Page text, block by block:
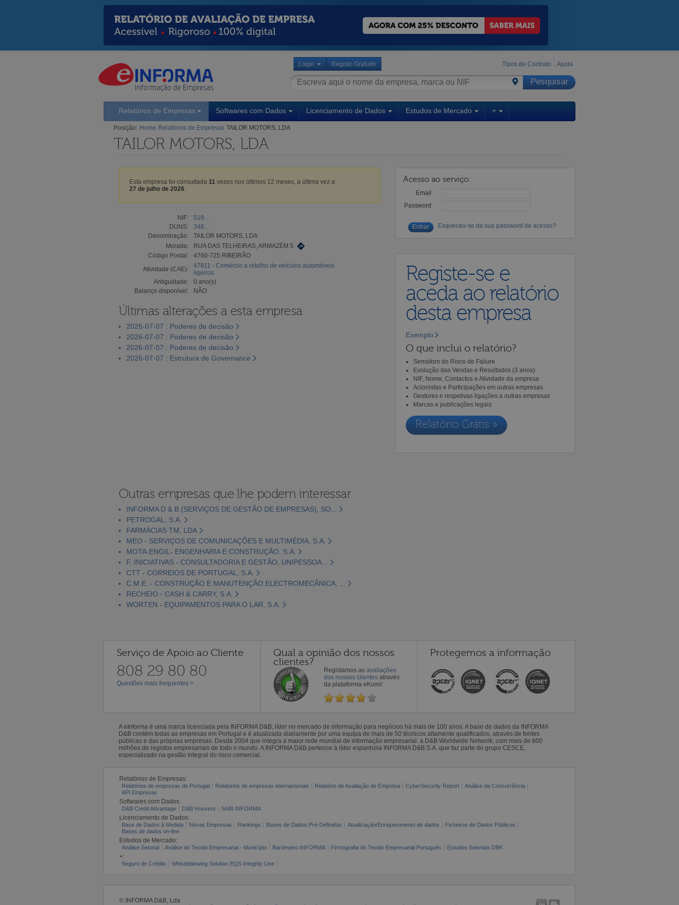
Login Registo Gratuito Tipos de Contrato Ajuda
Relatórios de Empresas Softwares com Dados Licenciamento de Dados Estudos de Mercado +
Posição: Home Relatórios de Empresas TAILOR MOTORS, LDA
TAILOR MOTORS, LDA
Esta empresa foi consultada 11 vezes nos últimos 12 meses, a última vez a
27 de julho de 2026
NIF:
519...
DUNS:
348...
Denominação:
TAILOR MOTORS, LDA
Morada:
RUA DAS TELHEIRAS, ARMAZÉM 5
Código Postal:
4760-725 RIBEIRÃO
Atividade (CAE):
47811 - Comércio a retalho de veículos automóveis
ligeiros
Antiguidade:
0 ano(s)
Balanço disponível:
NÃO
Últimas alterações a esta empresa
2026-07-07 : Poderes de decisão
2026-07-07 : Poderes de decisão
2026-07-07 : Poderes de decisão
2026-07-07 : Estrutura de Governance
Acesso ao serviço:
Email
Password
Esqueceu-se da sua password de acesso?
Registe-se e
aceda ao relatório
desta empresa
Exemplo
O que inclui o relatório?
Semáforo do Risco de Failure
Evolução das Vendas e Resultados (3 anos)
NIF, Nome, Contactos e Atividade da empresa
Acionistas e Participações em outras empresas
Gestores e respetivas ligações a outras empresas
Marcas e publicações legais
Relatório Grátis »
Outras empresas que lhe podem interessar
INFORMA D & B (SERVIÇOS DE GESTÃO DE EMPRESAS), SO...
PETROGAL, S.A.
FARMÁCIAS TM, LDA
MEO - SERVIÇOS DE COMUNICAÇÕES E MULTIMÉDIA, S.A.
MOTA-ENGIL- ENGENHARIA E CONSTRUÇÃO, S.A.
F. INICIATIVAS - CONSULTADORIA E GESTÃO, UNIPESSOA...
CTT - CORREIOS DE PORTUGAL, S.A.
C.M.E. - CONSTRUÇÃO E MANUTENÇÃO ELECTROMECÂNICA, ...
RECHEIO - CASH & CARRY, S.A.
WORTEN - EQUIPAMENTOS PARA O LAR, S.A.
Serviço de Apoio ao Cliente
808 29 80 80
Questões mais frequentes >
Qual a opinião dos nossos
clientes?
Registamos as avaliações
dos nossos clientes através
da plataforma eKomi!
Protegemos a informação
A eInforma é uma marca licenciada pela INFORMA D&B, líder no mercado de informação para negócios há mais de 100 anos. A base de dados da INFORMA
D&B contém todas as empresas em Portugal e é atualizada diariamente por uma equipa de mais de 50 técnicos altamente qualificados, através de fontes
públicas e das próprias empresas. Desde 2004 que integra a maior rede mundial de informação empresarial: a D&B Worldwide Network, com mais de 600
milhões de registos empresariais de todo o mundo. A INFORMA D&B pertence à líder espanhola INFORMA D&B S.A. que faz parte do grupo CESCE,
especializado na gestão integral do risco comercial.
Relatórios de Empresas:
Relatórios de empresas de Portugal Relatórios de empresas internacionais Relatório de Avaliação de Empresa CyberSecurity Report
Análise da Concorrência
API Empresas
Softwares com Dados:
D&B Credit Advantage D&B Hoovers SABI INFORMA
Licenciamento de Dados:
Base de Dados à Medida Novas Empresas Rankings Bases de Dados Pré-Definidas Atualização/Enriquecimento de dados
Ficheiros de Dados Públicos
Bases de dados on-line
Estudos de Mercado:
Análise Setorial Análise do Tecido Empresarial - Município Barómetro INFORMA Firmografia do Tecido Empresarial Português Estudos Setoriais DBK
+:
Seguro de Crédito Whistleblowing Solution EQS Integrity Line
© INFORMA D&B, Lda